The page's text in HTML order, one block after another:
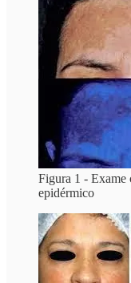
Figura 1 - Exame
epidérmico